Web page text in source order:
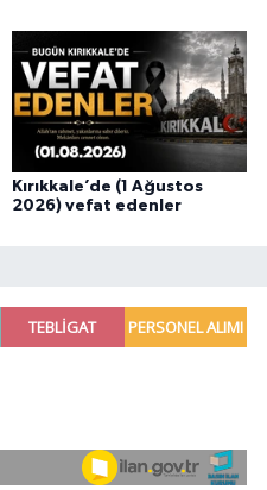
Kırıkkale’de (1 Ağustos
2026) vefat edenler